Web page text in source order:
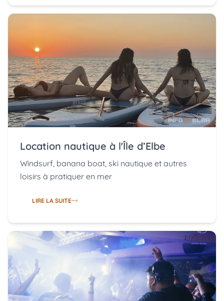
Location nautique à l'Île d’Elbe
Windsurf, banana boat, ski nautique et autres
loisirs à pratiquer en mer
LIRE LA SUITE